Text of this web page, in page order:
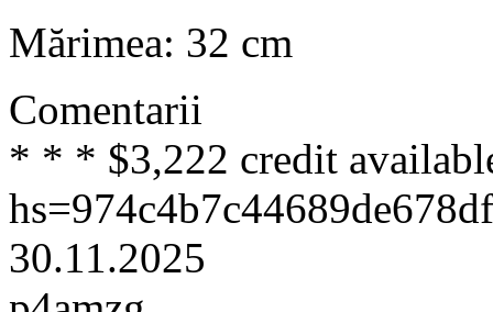
Mărimea: 32 cm
Comentarii
* * * $3,222 credit
30.11.2025